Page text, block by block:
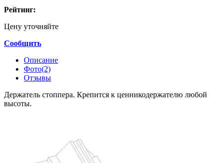
Рейтинг:
Цену уточняйте
Сообщить
Описание
Фото(2)
Отзывы
Держатель стоппера. Крепится к ценникодержателю любой
высоты.